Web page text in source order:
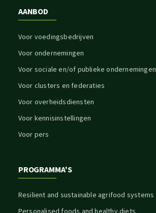
AANBOD
Voor voedingsbedrijven
Voor ondernemingen
Voor sociale en/of publieke ondernemingen
Voor clusters en federaties
Voor overheidsdiensten
Voor kennisinstellingen
Voor pers
PROGRAMMA'S
Resilient and sustainable agrifood systems